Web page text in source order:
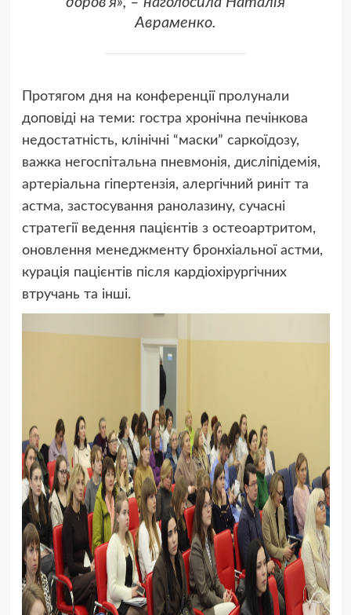
Авраменко.
Протягом дня на конференції пролунали
доповіді на теми: гостра хронічна печінкова
недостатність, клінічні “маски” саркоїдозу,
важка негоспітальна пневмонія, дисліпідемія,
артеріальна гіпертензія, алергічний риніт та
астма, застосування ранолазину, сучасні
стратегії ведення пацієнтів з остеоартритом,
оновлення менеджменту бронхіальної астми,
курація пацієнтів після кардіохірургічних
втручань та інші.